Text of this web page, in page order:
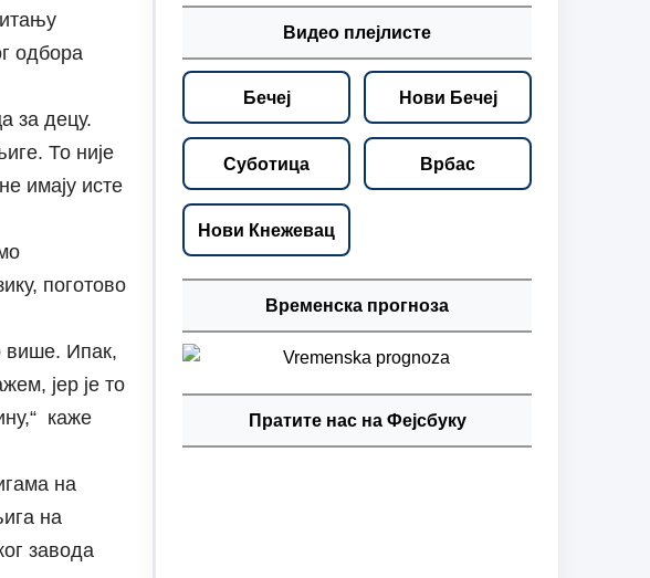
одбора
за децу.
То није
имају исте
поготово
више. Ипак,
јер је то
каже
на
на
завода
Видео плејлисте
Бечеј Нови Бечеј
Суботица Врбас
Нови Кнежевац
Временска прогноза
Пратите нас на Фејсбуку